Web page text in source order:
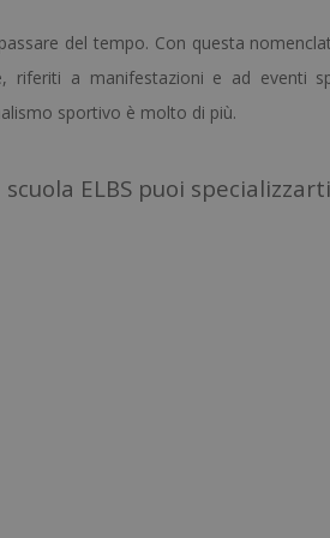
del tempo. Con questa
riferiti a manifestazioni e ad eventi
sportivo è molto di più.
ELBS puoi